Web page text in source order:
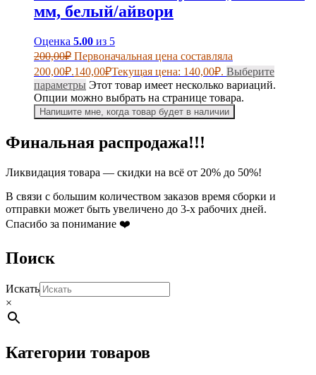
мм, белый/айвори
Оценка 5.00 из 5
200,00₽ Первоначальная цена составляла
200,00₽.140,00₽Текущая цена: 140,00₽. Выберите
параметры Этот товар имеет несколько вариаций.
Опции можно выбрать на странице товара.
Напишите мне, когда товар будет в наличии
Финальная распродажа!!!
Ликвидация товара — скидки на всё от 20% до 50%!
В связи с большим количеством заказов время сборки и
отправки может быть увеличено до 3-х рабочих дней.
Спасибо за понимание ❤️
Поиск
Искать
×
Категории товаров